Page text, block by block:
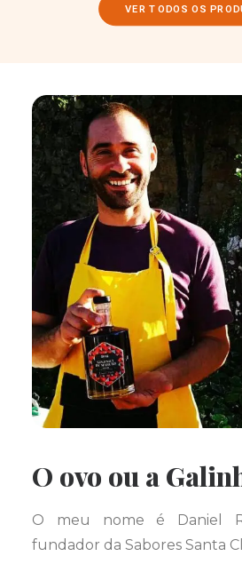
VER TODOS OS
O ovo ou a
O meu nome é Daniel
fundador da Sabores Santa